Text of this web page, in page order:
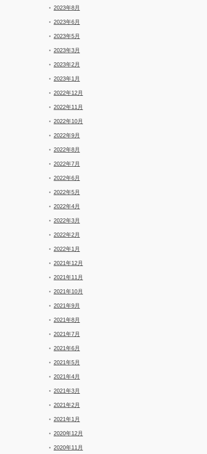
2023年8月
2023年6月
2023年5月
2023年3月
2023年2月
2023年1月
2022年12月
2022年11月
2022年10月
2022年9月
2022年8月
2022年7月
2022年6月
2022年5月
2022年4月
2022年3月
2022年2月
2022年1月
2021年12月
2021年11月
2021年10月
2021年9月
2021年8月
2021年7月
2021年6月
2021年5月
2021年4月
2021年3月
2021年2月
2021年1月
2020年12月
2020年11月